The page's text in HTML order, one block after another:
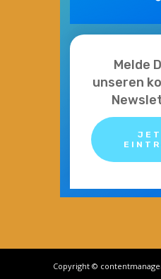
Melde
unseren
Copyright ©